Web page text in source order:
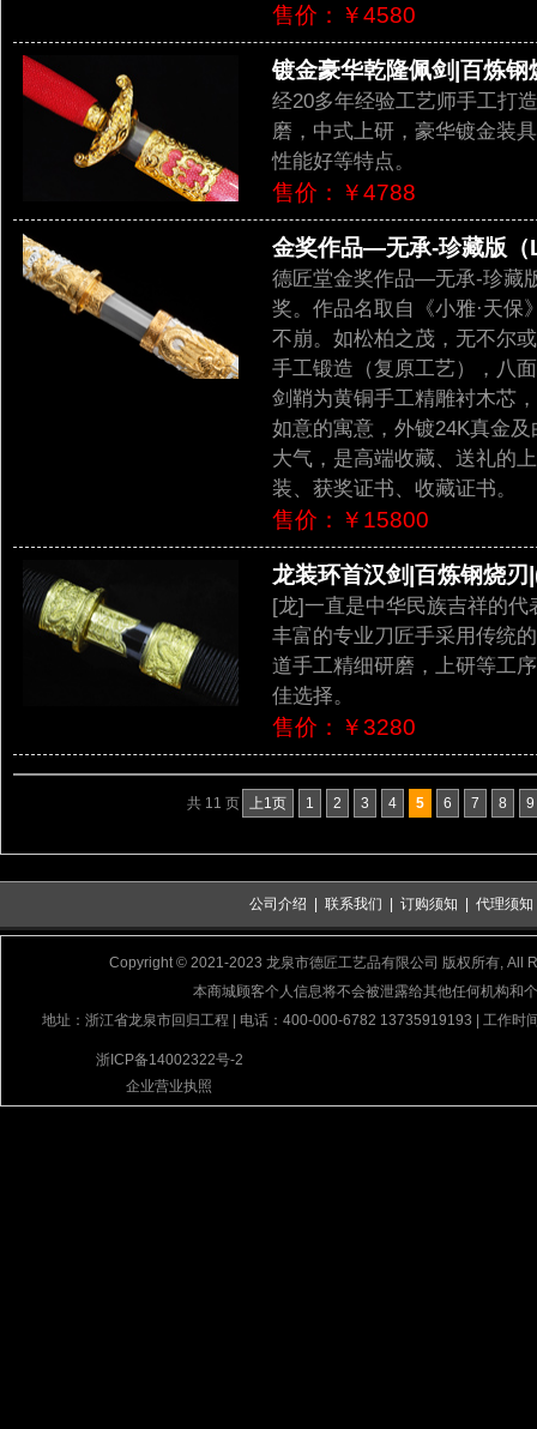
售价：￥4580
镀金豪华乾隆佩剑|百炼
经20多年经验工艺师手工打
磨，中式上研，豪华镀金装
性能好等特点。
售价：￥4788
金奖作品—无承-珍藏版
德匠堂金奖作品—无承-珍藏
奖。作品名取自《小雅·天保
不崩。如松柏之茂，无不尔
手工锻造（复原工艺），八
剑鞘为黄铜手工精雕衬木芯
如意的寓意，外镀24K真金
大气，是高端收藏、送礼的
装、获奖证书、收藏证书。
售价：￥15800
龙装环首汉剑|百炼钢烧
[龙]一直是中华民族吉祥的
丰富的专业刀匠手采用传统
道手工精细研磨，上研等工
佳选择。
售价：￥3280
共 11 页 上1页 1 2 3 4 5 6 7 8 9
公司介绍 联系我们 订购须知 代理须知
Copyright © 2021-2023 龙泉市德匠工艺品有限公司 版权所有, All
本商城顾客个人信息将不会被泄露给其他任何机构和
地址：浙江省龙泉市回归工程 | 电话：400-000-6782 13735919193 | 工作时
浙ICP备14002322号-2
企业营业执照